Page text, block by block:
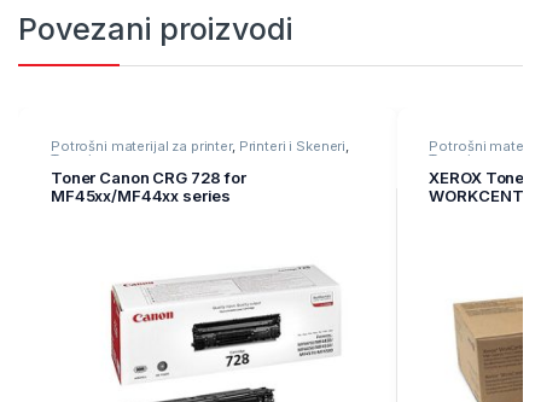
Povezani proizvodi
Potrošni materijal za printer, Printeri i Skeneri,
Toneri
Toner Canon CRG 728 for
MF45xx/MF44xx series
Potrošni
Toneri
XEROX Toner